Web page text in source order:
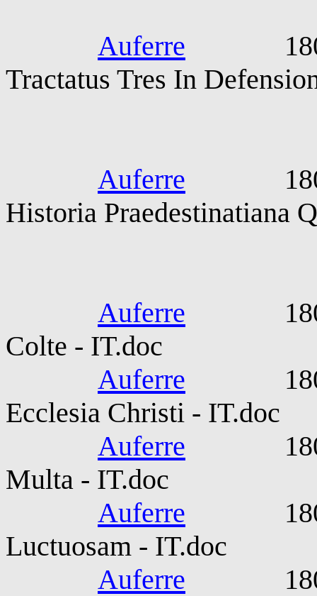
Auferre 1800-
Tractatus Tres In
Auferre 1800-
Historia Praedestinatiana
Auferre 1801-
Colte - IT.doc
Auferre 1801-
Ecclesia Christi - IT.doc
Auferre 1801-
Multa - IT.doc
Auferre 1802-
Luctuosam - IT.doc
Auferre 1804-